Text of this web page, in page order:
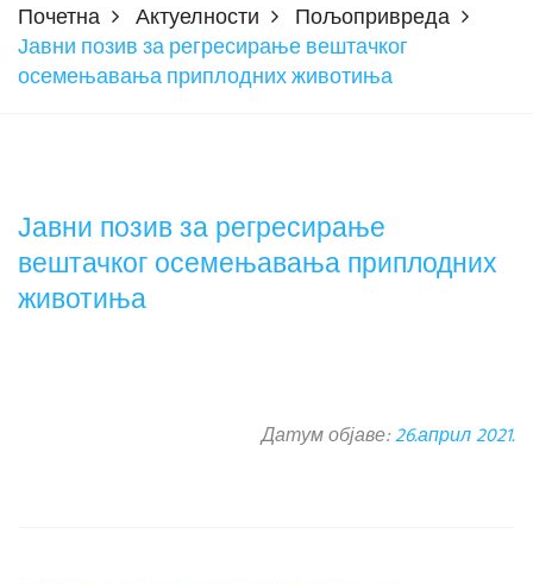
Почетна Актуелности
Пољопривреда
Јавни позив за регресирање вештачког
осемењавања приплодних животиња
Јавни позив за регресирање
вештачког осемењавања приплодних
животиња
Датум објаве:26.април 2021.